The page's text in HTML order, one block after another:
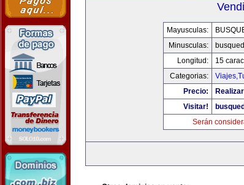
Mayusculas:
Minusculas:
Longitud:
15
Categorias:
Precio:
Visitar!
Serán